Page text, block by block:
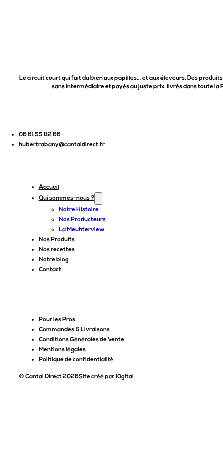
Le circuit court qui fait du bien aux papilles… et aux éleveurs. Des
sans intermédiaire et payés au juste prix, livrés dans toute la
06 61 55 82 66
hubertrabany@cantaldirect.fr
Accueil
Qui sommes-nous ?
Notre Histoire
Nos Producteurs
La Meuhterview
Nos Produits
Nos recettes
Notre blog
Contact
Pour les Pros
Commandes & Livraisons
Conditions Générales de Vente
Mentions légales
Politique de confidentialité
© Cantal Direct 2026Site créé par 10gital